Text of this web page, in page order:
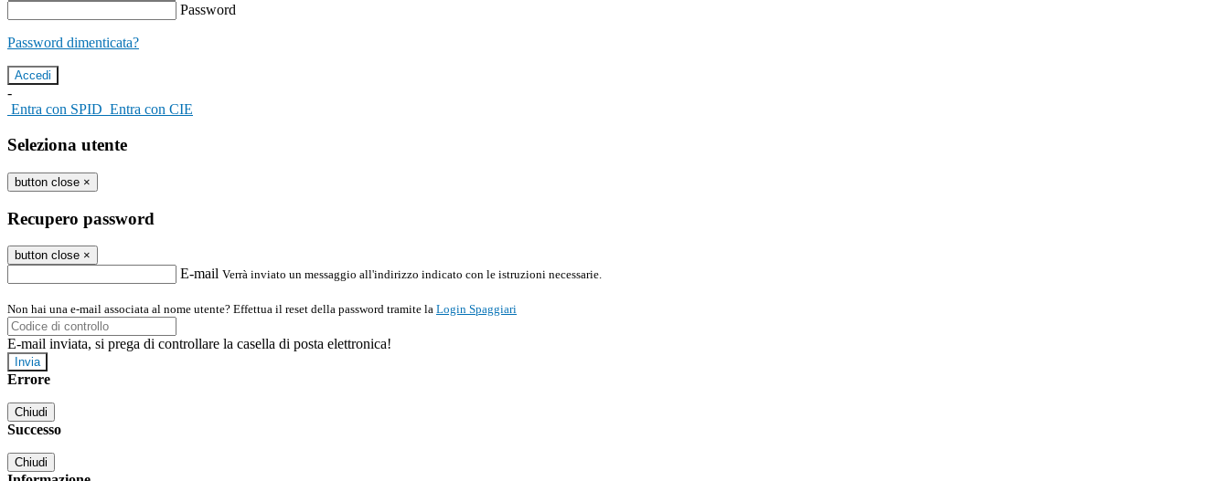
Password
Password dimenticata?
-
Entra con SPID Entra con CIE
Seleziona utente
button close ×
Recupero password
button close ×
E-mail Verrà inviato un messaggio all'indirizzo indicato con le istruzioni necessarie.
Non hai una e-mail associata al nome utente? Effettua il reset della password tramite la Login Spaggiari
E-mail inviata, si prega di controllare la casella di posta elettronica!
Errore
Chiudi
Successo
Chiudi